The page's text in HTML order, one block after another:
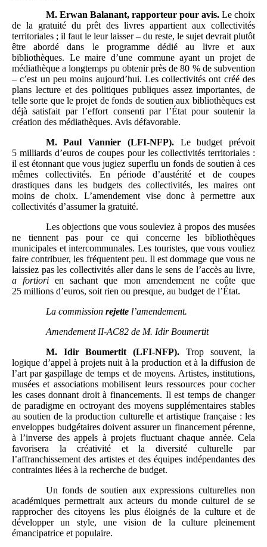
M. Erwan Balanant, rapporteur pour avis.Le choix
de la gratuité du prêt des livres appartient aux collectivités
territoriales ; il faut le leur laisser – du reste, le sujet devrait plutôt
être abordé dans le programme dédié au livre et aux
bibliothèques. Le maire d’une commune ayant un projet de
médiathèque a longtemps pu obtenir près de 80 % de subvention
– c’est un peu moins aujourd’hui. Les collectivités ont créé des
plans lecture et des politiques publiques assez importantes, de
telle sorte que le projet de fonds de soutien aux bibliothèques est
déjà satisfait par l’effort consenti par l’État pour soutenir la
création des médiathèques. Avis défavorable.
M.
Paul Vannier (LFI-NFP).Le budget prévoit
5 milliards d’euros de coupes pour les collectivités territoriales :
il est étonnant que vous jugiez superflu un fonds de soutien à ces
mêmes collectivités. En période d’austérité et de coupes
drastiques dans les budgets des collectivités, les maires ont
moins de choix. L’amendement vise donc à permettre aux
collectivités d’assumer la gratuité.
Les objections que vous souleviez à propos des musées
ne tiennent pas pour ce qui concerne les bibliothèques
municipales et intercommunales. Les touristes, que vous vouliez
faire contribuer, les fréquentent peu. Il est dommage que vous ne
laissiez pas les collectivités aller dans le sens de l’accès au livre,
a fortiori en sachant que mon amendement ne coûte que
25 millions d’euros, soit rien ou presque, au budget de l’État.
La commission rejettel’amendement.
Amendement II-AC82 de M. Idir Boumertit
M.
Idir Boumertit (LFI-NFP). Trop souvent, la
logique d’appel à projets nuit à la production et à la diffusion de
l’art par gaspillage de temps et de moyens. Artistes, institutions,
musées et associations mobilisent leurs ressources pour cocher
les cases donnant droit à financements. Il est temps de changer
de paradigme en octroyant des moyens supplémentaires stables
au soutien de la production culturelle et artistique française : les
enveloppes budgétaires doivent assurer un financement pérenne,
à l’inverse des appels à projets fluctuant chaque année. Cela
favorisera la créativité et la diversité culturelle par
l’affranchissement des artistes et des équipes indépendantes des
contraintes liées à la recherche de budget.
Un fonds de soutien aux expressions culturelles non
académiques permettrait aux acteurs du monde culturel de se
rapprocher des citoyens les plus éloignés de la culture et de
développer un style, une vision de la culture pleinement
émancipatrice et populaire.